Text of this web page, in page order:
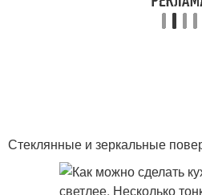
Стеклянные и зеркальные